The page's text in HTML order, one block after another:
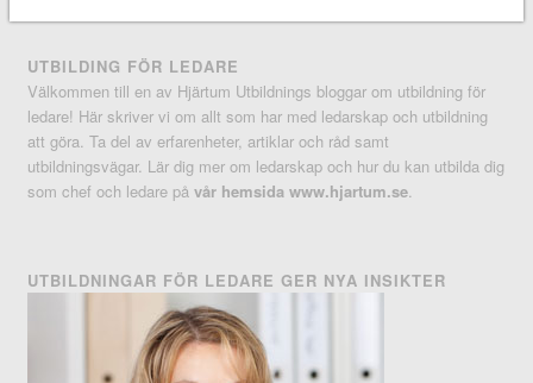
UTBILDING FÖR LEDARE
Välkommen till en av Hjärtum Utbildnings bloggar om utbildning för
ledare! Här skriver vi om allt som har med ledarskap och utbildning
att göra. Ta del av erfarenheter, artiklar och råd samt
utbildningsvägar. Lär dig mer om ledarskap och hur du kan utbilda dig
som chef och ledare påvår hemsida www.hjartum.se.
UTBILDNINGAR FÖR LEDARE GER NYA INSIKTER